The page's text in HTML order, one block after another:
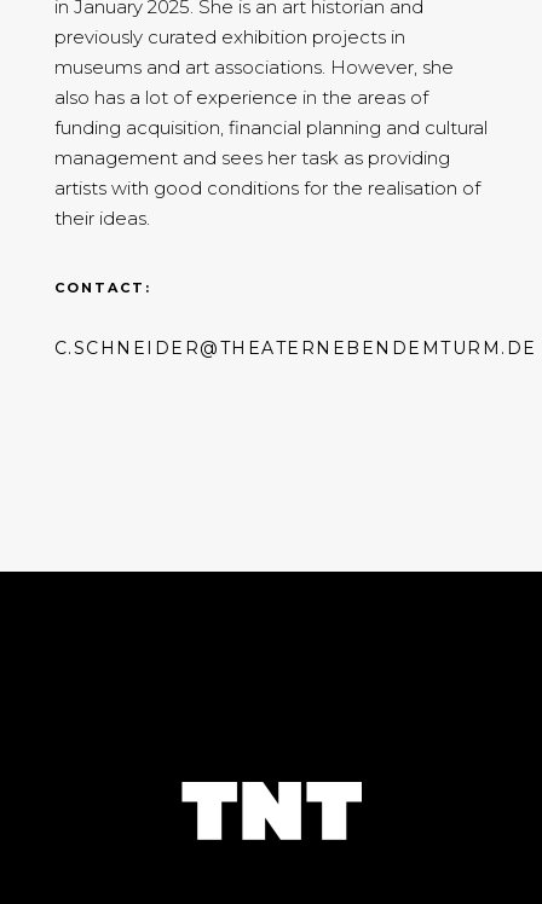
in January 2025. She is an art historian and
previously curated exhibition projects in
museums and art associations. However, she
also has a lot of experience in the areas of
funding acquisition, financial planning and cultural
management and sees her task as providing
artists with good conditions for the realisation of
their ideas.
CONTACT:
C.SCHNEIDER@THEATERNEBENDEMTURM.DE